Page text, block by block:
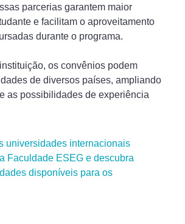
parcerias garantem maior
e facilitam o aproveitamento
durante o programa.
os convênios podem
de diversos países, ampliando
as possibilidades de experiência
universidades internacionais
Faculdade ESEG e descubra
disponíveis para os